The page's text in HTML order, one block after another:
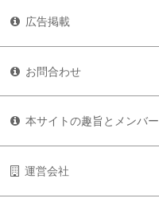
広告掲載
お問合わせ
本サイトの趣旨とメンバー
運営会社